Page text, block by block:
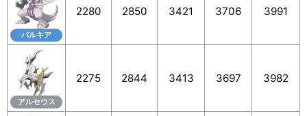
パルキア
2280 2850 3421 3706 3991
アルセウス
2275 2844 3413 3697 3982